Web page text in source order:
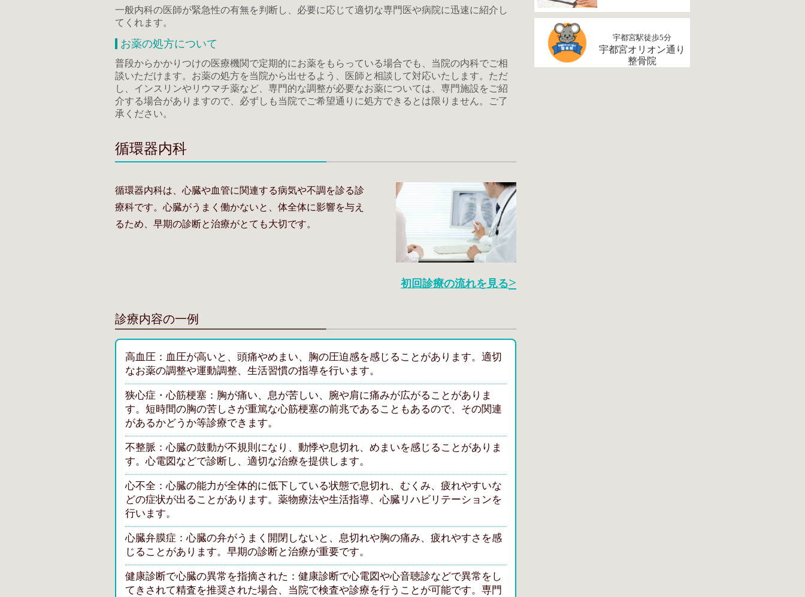
一般内科の医師が緊急性の有無を判断し、必要に応じて適切な専門医や病院に迅速に紹介し
てくれます。
お薬の処方について
普段からかかりつけの医療機関で定期的にお薬をもらっている場合でも、当院の内科でご相
談いただけます。お薬の処方を当院から出せるよう、医師と相談して対応いたします。ただ
し、インスリンやリウマチ薬など、専門的な調整が必要なお薬については、専門施設をご紹
介する場合がありますので、必ずしも当院でご希望通りに処方できるとは限りません。ご了
承ください。
循環器内科
循環器内科は、心臓や血管に関連する病気や不調を診る診
療科です。心臓がうまく働かないと、体全体に影響を与え
るため、早期の診断と治療がとても大切です。
初回診療の流れを見る
診療内容の一例
高血圧：血圧が高いと、頭痛やめまい、胸の圧迫感を感じることがあります。適切
なお薬の調整や運動調整、生活習慣の指導を行います。
狭心症・心筋梗塞：胸が痛い、息が苦しい、腕や肩に痛みが広がることがありま
す。短時間の胸の苦しさが重篤な心筋梗塞の前兆であることもあるので、その関連
があるかどうか等診療できます。
不整脈：心臓の鼓動が不規則になり、動悸や息切れ、めまいを感じることがありま
す。心電図などで診断し、適切な治療を提供します。
心不全：心臓の能力が全体的に低下している状態で息切れ、むくみ、疲れやすいな
どの症状が出ることがあります。薬物療法や生活指導、心臓リハビリテーションを
行います。
心臓弁膜症：心臓の弁がうまく開閉しないと、息切れや胸の痛み、疲れやすさを感
じることがあります。早期の診断と治療が重要です。
健康診断で心臓の異常を指摘された：健康診断で心電図や心音聴診などで異常をし
てきされて精査を推奨された場合、当院で検査や診療を行うことが可能です。専門
宇都宮駅徒歩5分
宇都宮オリオン通り
整骨院